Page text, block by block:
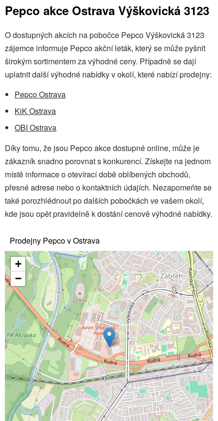
Pepco akce Ostrava Výškovická 3123
O dostupných akcích na pobočce Pepco Výškovická 3123
zájemce informuje Pepco akční leták, který se může pyšnit
širokým sortimentem za výhodné ceny. Případně se dají
uplatnit další výhodné nabídky v okolí, které nabízí prodejny:
Pepco Ostrava
KiK Ostrava
OBI Ostrava
Díky tomu, že jsou Pepco akce dostupné online, může je
zákazník snadno porovnat s konkurencí. Získejte na jednom
místě informace o otevírací době oblíbených obchodů,
přesné adrese nebo o kontaktních údajích. Nezapomeňte se
také porozhlédnout po dalších pobočkách ve vašem okolí,
kde jsou opět pravidelně k dostání cenově výhodné nabídky.
Prodejny Pepco v Ostrava
+
−